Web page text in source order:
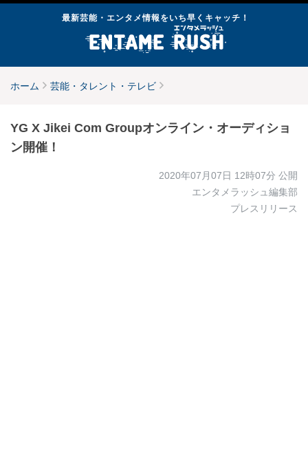
最新芸能・エンタメ情報をいち早くキャッチ！
ホーム 芸能・タレント・テレビ
YG X Jikei Com Groupオンライン・オーディショ
ン開催！
2020年07月07日 12時07分 公開
エンタメラッシュ編集部
プレスリリース